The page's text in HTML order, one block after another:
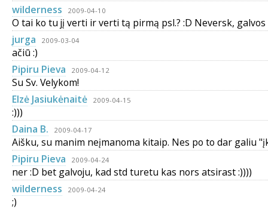
wilderness
2009-04-10
O tai ko tu jį verti ir verti tą pirmą psl.? :D Neversk, galvos
jurga
2009-03-04
ačiū :)
Pipiru Pieva
2009-04-12
Su Sv. Velykom!
Elzė Jasiukėnaitė
2009-04-15
:)))
Daina B.
2009-04-17
Aišku, su manim neįmanoma kitaip. Nes po to dar galiu
Pipiru Pieva
2009-04-24
ner :D bet galvoju, kad std turetu kas nors atsirast :))))
wilderness
2009-04-24
;)